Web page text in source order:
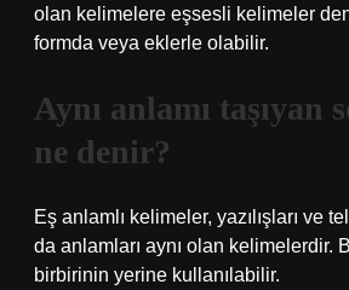
olan kelimelere eşsesli kelimeler
formda veya eklerle olabilir.
Aynı anlamı taşıyan
ne denir?
Eş anlamlı kelimeler, yazılışları ve
da anlamları aynı olan kelimelerdir.
birbirinin yerine kullanılabilir.